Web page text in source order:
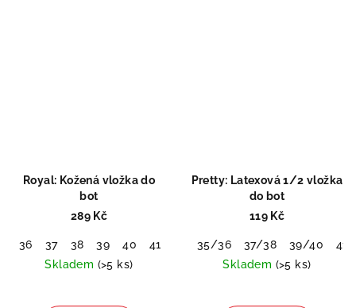
Royal: Kožená vložka do
bot
289 Kč
36 37 38 39 40 41 43 44 45
46
Skladem (>5 ks)
Pretty: Latexová 1/2 vložka
do bot
119 Kč
35/36 37/38 39/40
41/
Skladem (>5 ks)